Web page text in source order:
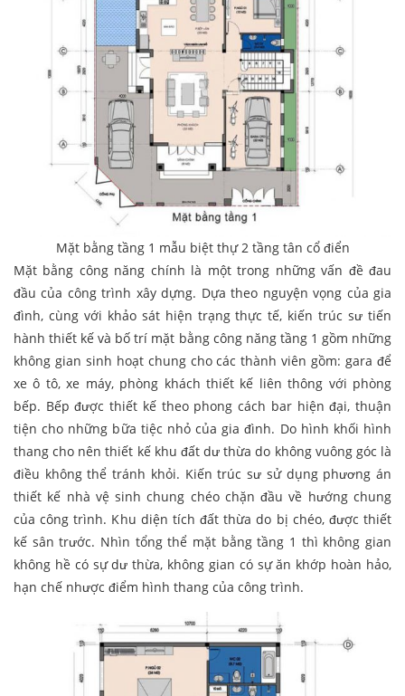
Mặt bằng tầng 1 mẫu biệt thự 2 tầng tân cổ điển
Mặt bằng công năng chính là một trong những vấn đề đau
đầu của công trình xây dựng. Dựa theo nguyện vọng của gia
đình, cùng với khảo sát hiện trạng thực tế, kiến trúc sư tiến
hành thiết kế và bố trí mặt bằng công năng tầng 1 gồm những
không gian sinh hoạt chung cho các thành viên gồm: gara để
xe ô tô, xe máy, phòng khách thiết kế liên thông với phòng
bếp. Bếp được thiết kế theo phong cách bar hiện đại, thuận
tiện cho những bữa tiệc nhỏ của gia đình. Do hình khối hình
thang cho nên thiết kế khu đất dư thừa do không vuông góc là
điều không thể tránh khỏi. Kiến trúc sư sử dụng phương án
thiết kế nhà vệ sinh chung chéo chặn đầu về hướng chung
của công trình. Khu diện tích đất thừa do bị chéo, được thiết
kế sân trước. Nhìn tổng thể mặt bằng tầng 1 thì không gian
không hề có sự dư thừa, không gian có sự ăn khớp hoàn hảo,
hạn chế nhược điểm hình thang của công trình.